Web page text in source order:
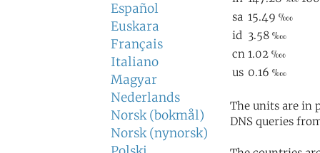
Español
Euskara
Français
Italiano
Magyar
Nederlands
Norsk (bokmål)
Norsk (nynorsk)
The units are in
DNS queries